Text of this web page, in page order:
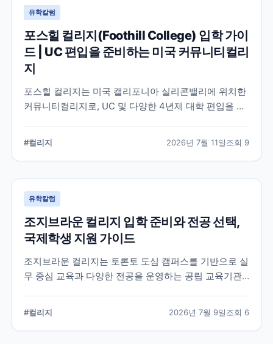
유학칼럼
포스힐 컬리지(Foothill College) 입학 가이
드 | UC 편입을 준비하는 미국 커뮤니티컬리
지
포스힐 컬리지는 미국 캘리포니아 실리콘밸리에 위치한
커뮤니티컬리지로, UC 및 다양한 4년제 대학 편입을 목
으로 입학 준비에 필요한 내용을 정리했습니다.
#컬리지 2026년 7월 11일조회 9
유학칼럼
조지브라운 컬리지 입학 준비와 전공 선택,
국제학생 지원 가이드
조지브라운 컬리지는 토론토 도심 캠퍼스를 기반으로 실
무 중심 교육과 다양한 전공을 운영하는 공립 교육기관
#컬리지 2026년 7월 9일조회 6